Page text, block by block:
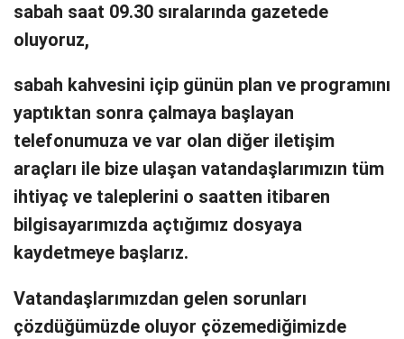
sabah saat 09.30 sıralarında gazetede
oluyoruz,
sabah kahvesini içip günün plan ve programını
yaptıktan sonra çalmaya başlayan
telefonumuza ve var olan diğer iletişim
araçları ile bize ulaşan vatandaşlarımızın tüm
ihtiyaç ve taleplerini o saatten itibaren
bilgisayarımızda açtığımız dosyaya
kaydetmeye başlarız.
Vatandaşlarımızdan gelen sorunları
çözdüğümüzde oluyor çözemediğimizde